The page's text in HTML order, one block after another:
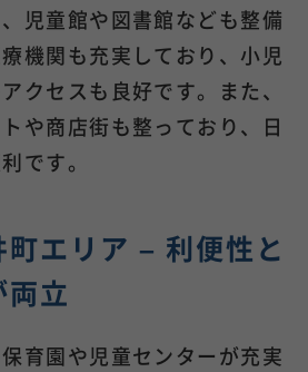
児童館や図書館なども整備
機関も充実しており、小児
クセスも良好です。また、
や商店街も整っており、日
です。
エリア – 利便性と
立
育園や児童センターが充実